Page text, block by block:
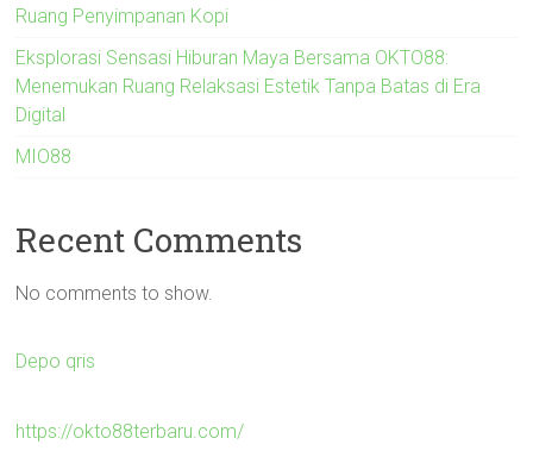
Ruang Penyimpanan Kopi
Eksplorasi Sensasi Hiburan Maya Bersama OKTO88:
Menemukan Ruang Relaksasi Estetik Tanpa Batas di Era
Digital
MIO88
Recent Comments
No comments to show.
Depo qris
https://okto88terbaru.com/